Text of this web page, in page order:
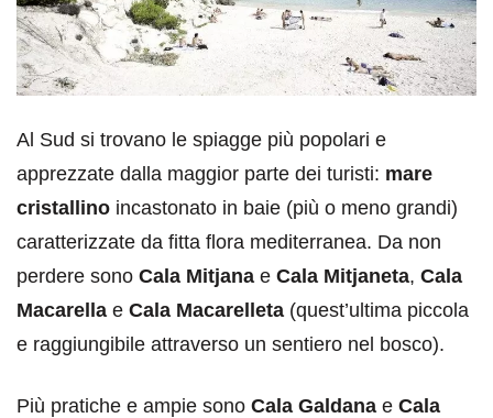
Al Sud si trovano le spiagge più popolari e
apprezzate dalla maggior parte dei turisti: mare
cristallino incastonato in baie (più o meno grandi)
caratterizzate da fitta flora mediterranea. Da non
perdere sono Cala Mitjana e Cala Mitjaneta, Cala
Macarella e Cala Macarelleta (quest’ultima piccola
e raggiungibile attraverso un sentiero nel bosco).
Più pratiche e ampie sono Cala Galdana e Cala